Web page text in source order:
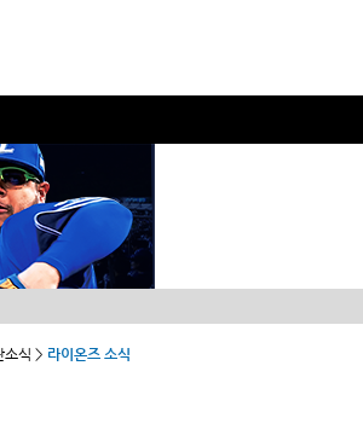
식 > 라이온즈 소식